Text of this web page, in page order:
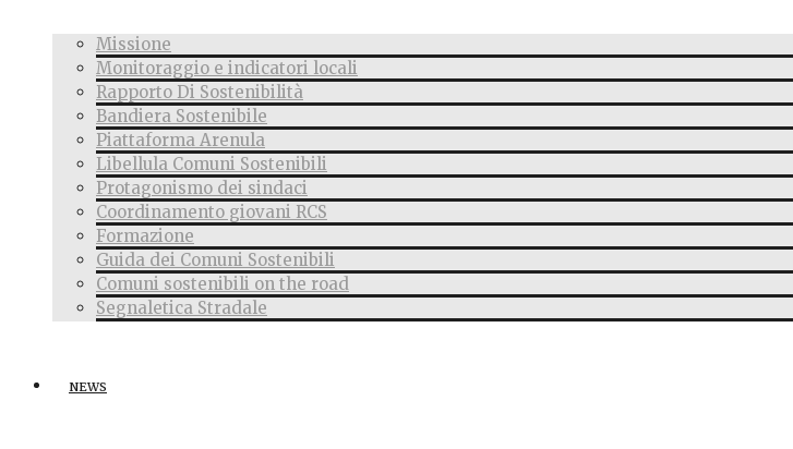
Missione
Monitoraggio e indicatori locali
Rapporto Di Sostenibilità
Bandiera Sostenibile
Piattaforma Arenula
Libellula Comuni Sostenibili
Protagonismo dei sindaci
Coordinamento giovani RCS
Formazione
Guida dei Comuni Sostenibili
Comuni sostenibili on the road
Segnaletica Stradale
NEWS